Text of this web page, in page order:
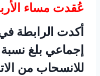
عُقدت مساء
أكدت الرابطة
للانسحاب من